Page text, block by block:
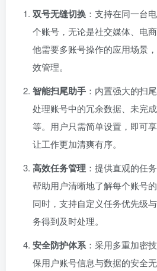
双号无缝切换 ：支持在同一台
个账号，无论是社交媒体、电
他需要多账号操作的应用场景
效管理。
智能扫尾助手 ：内置强大的扫
处理账号中的冗余数据、未完
等。用户只需简单设置，即可
让工作更加清爽有序。
高效任务管理 ：提供直观的任
帮助用户清晰地了解每个账号
同时，支持自定义任务优先级
务得到及时处理。
安全防护体系 ：采用多重加密
保用户账号信息与数据的安全